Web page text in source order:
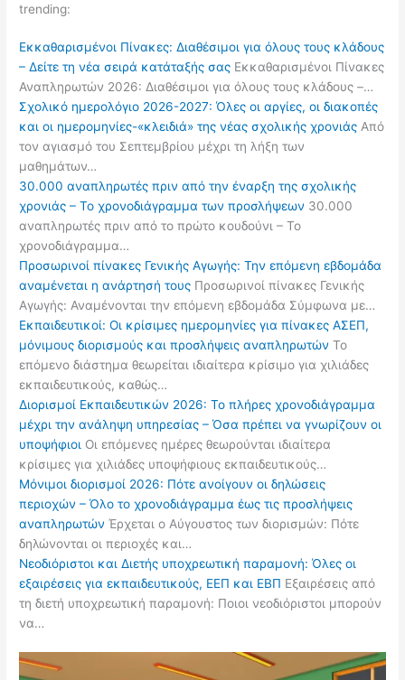
trending:
Εκκαθαρισμένοι Πίνακες: Διαθέσιμοι για όλους τους κλάδους
– Δείτε τη νέα σειρά κατάταξής σας Εκκαθαρισμένοι Πίνακες
Αναπληρωτών 2026: Διαθέσιμοι για όλους τους κλάδους –…
Σχολικό ημερολόγιο 2026-2027: Όλες οι αργίες, οι διακοπές
και οι ημερομηνίες-«κλειδιά» της νέας σχολικής χρονιάς Από
τον αγιασμό του Σεπτεμβρίου μέχρι τη λήξη των
μαθημάτων…
30.000 αναπληρωτές πριν από την έναρξη της σχολικής
χρονιάς – Το χρονοδιάγραμμα των προσλήψεων 30.000
αναπληρωτές πριν από το πρώτο κουδούνι – Το
χρονοδιάγραμμα…
Προσωρινοί πίνακες Γενικής Αγωγής: Την επόμενη εβδομάδα
αναμένεται η ανάρτησή τους Προσωρινοί πίνακες Γενικής
Αγωγής: Αναμένονται την επόμενη εβδομάδα Σύμφωνα με…
Εκπαιδευτικοί: Οι κρίσιμες ημερομηνίες για πίνακες ΑΣΕΠ,
μόνιμους διορισμούς και προσλήψεις αναπληρωτών Το
επόμενο διάστημα θεωρείται ιδιαίτερα κρίσιμο για χιλιάδες
εκπαιδευτικούς, καθώς…
Διορισμοί Εκπαιδευτικών 2026: Το πλήρες χρονοδιάγραμμα
μέχρι την ανάληψη υπηρεσίας – Όσα πρέπει να γνωρίζουν οι
υποψήφιοι Οι επόμενες ημέρες θεωρούνται ιδιαίτερα
κρίσιμες για χιλιάδες υποψήφιους εκπαιδευτικούς…
Μόνιμοι διορισμοί 2026: Πότε ανοίγουν οι δηλώσεις
περιοχών – Όλο το χρονοδιάγραμμα έως τις προσλήψεις
αναπληρωτών Έρχεται ο Αύγουστος των διορισμών: Πότε
δηλώνονται οι περιοχές και…
Νεοδιόριστοι και Διετής υποχρεωτική παραμονή: Όλες οι
εξαιρέσεις για εκπαιδευτικούς, ΕΕΠ και ΕΒΠ Εξαιρέσεις από
τη διετή υποχρεωτική παραμονή: Ποιοι νεοδιόριστοι μπορούν
να…